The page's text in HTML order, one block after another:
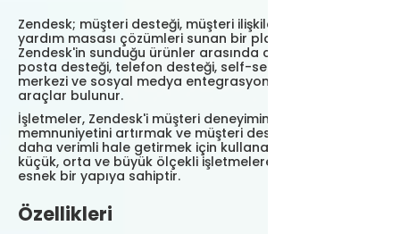
Zendesk; müşteri desteği, müşteri ilişkileri yönetimi ve
yardım masası çözümleri sunan bir platformdur.
Zendesk'in sunduğu ürünler arasında canlı sohbet, e-
posta desteği, telefon desteği, self-servis yardım
merkezi ve sosyal medya entegrasyonları gibi çeşitli
araçlar bulunur.
İşletmeler, Zendesk'i müşteri deneyimini iyileştirmek,
memnuniyetini artırmak ve müşteri desteği süreçlerini
daha verimli hale getirmek için kullanabilirler. Platform;
küçük, orta ve büyük ölçekli işletmelere hitap eden
esnek bir yapıya sahiptir.
Özellikleri